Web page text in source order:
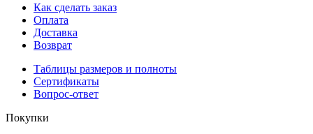
Как сделать заказ
Оплата
Доставка
Возврат
Таблицы размеров и полноты
Сертификаты
Вопрос-ответ
Покупки